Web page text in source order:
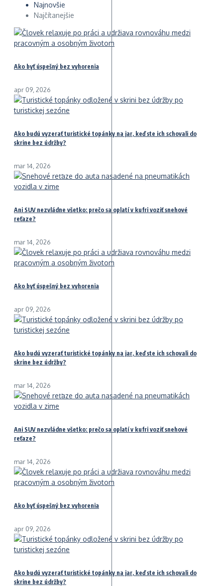
Najnovšie
Najčítanejšie
Ako byť úspešný bez vyhorenia
apr 09, 2026
Ako budú vyzerať turistické topánky na jar, keď ste ich schovali do
skrine bez údržby?
mar 14, 2026
Ani SUV nezvládne všetko: prečo sa oplatí v kufri voziť snehové
reťaze?
mar 14, 2026
Ako byť úspešný bez vyhorenia
apr 09, 2026
Ako budú vyzerať turistické topánky na jar, keď ste ich schovali do
skrine bez údržby?
mar 14, 2026
Ani SUV nezvládne všetko: prečo sa oplatí v kufri voziť snehové
reťaze?
mar 14, 2026
Ako byť úspešný bez vyhorenia
apr 09, 2026
Ako budú vyzerať turistické topánky na jar, keď ste ich schovali do
skrine bez údržby?